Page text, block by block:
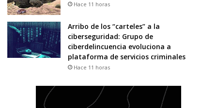
Hace 11 horas
Arribo de los “carteles” a la
ciberseguridad: Grupo de
ciberdelincuencia evoluciona a
plataforma de servicios criminales
Hace 11 horas